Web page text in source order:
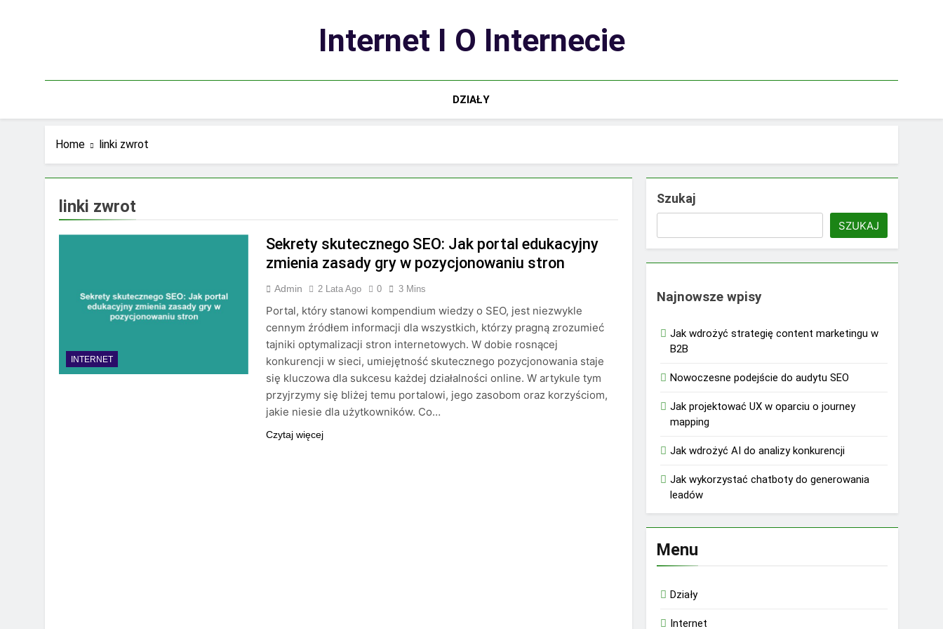
Internet I O Internecie
DZIAŁY
Home linki zwrot
linki zwrot
INTERNET
Sekrety skutecznego SEO: Jak portal edukacyjny
zmienia zasady gry w pozycjonowaniu stron
Admin 2 Lata Ago 0 3 Mins
Portal, który stanowi kompendium wiedzy o SEO, jest niezwykle
cennym źródłem informacji dla wszystkich, którzy pragną zrozumieć
tajniki optymalizacji stron internetowych. W dobie rosnącej
konkurencji w sieci, umiejętność skutecznego pozycjonowania staje
się kluczowa dla sukcesu każdej działalności online. W artykule tym
przyjrzymy się bliżej temu portalowi, jego zasobom oraz korzyściom,
jakie niesie dla użytkowników. Co…
Czytaj więcej
Szukaj
SZUKAJ
Najnowsze wpisy
Jak wdrożyć strategię content marketingu w
B2B
Nowoczesne podejście do audytu SEO
Jak projektować UX w oparciu o journey
mapping
Jak wdrożyć AI do analizy konkurencji
Jak wykorzystać chatboty do generowania
leadów
Menu
Działy
Internet